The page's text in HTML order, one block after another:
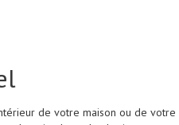
de votre maison ou de